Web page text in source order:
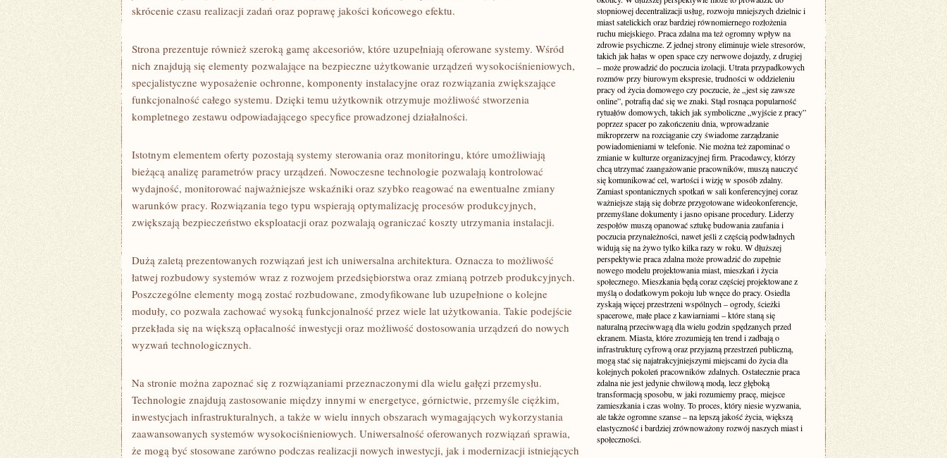
skrócenie czasu realizacji zadań oraz poprawę jakości końcowego efektu.
Strona prezentuje również szeroką gamę akcesoriów, które uzupełniają oferowane systemy. Wśród
nich znajdują się elementy pozwalające na bezpieczne użytkowanie urządzeń wysokociśnieniowych,
specjalistyczne wyposażenie ochronne, komponenty instalacyjne oraz rozwiązania zwiększające
funkcjonalność całego systemu. Dzięki temu użytkownik otrzymuje możliwość stworzenia
kompletnego zestawu odpowiadającego specyfice prowadzonej działalności.
Istotnym elementem oferty pozostają systemy sterowania oraz monitoringu, które umożliwiają
bieżącą analizę parametrów pracy urządzeń. Nowoczesne technologie pozwalają kontrolować
wydajność, monitorować najważniejsze wskaźniki oraz szybko reagować na ewentualne zmiany
warunków pracy. Rozwiązania tego typu wspierają optymalizację procesów produkcyjnych,
zwiększają bezpieczeństwo eksploatacji oraz pozwalają ograniczać koszty utrzymania instalacji.
Dużą zaletą prezentowanych rozwiązań jest ich uniwersalna architektura. Oznacza to możliwość
łatwej rozbudowy systemów wraz z rozwojem przedsiębiorstwa oraz zmianą potrzeb produkcyjnych.
Poszczególne elementy mogą zostać rozbudowane, zmodyfikowane lub uzupełnione o kolejne
moduły, co pozwala zachować wysoką funkcjonalność przez wiele lat użytkowania. Takie podejście
przekłada się na większą opłacalność inwestycji oraz możliwość dostosowania urządzeń do nowych
wyzwań technologicznych.
Na stronie można zapoznać się z rozwiązaniami przeznaczonymi dla wielu gałęzi przemysłu.
Technologie znajdują zastosowanie między innymi w energetyce, górnictwie, przemyśle ciężkim,
inwestycjach infrastrukturalnych, a także w wielu innych obszarach wymagających wykorzystania
zaawansowanych systemów wysokociśnieniowych. Uniwersalność oferowanych rozwiązań sprawia,
że mogą być stosowane zarówno podczas realizacji nowych inwestycji, jak i modernizacji istniejących
stopniowej decentralizacji usług, rozwoju mniejszych dzielnic i
miast satelickich oraz bardziej równomiernego rozłożenia
ruchu miejskiego. Praca zdalna ma też ogromny wpływ na
zdrowie psychiczne. Z jednej strony eliminuje wiele stresorów,
takich jak hałas w open space czy nerwowe dojazdy, z drugiej
– może prowadzić do poczucia izolacji. Utrata przypadkowych
rozmów przy biurowym ekspresie, trudności w oddzieleniu
pracy od życia domowego czy poczucie, że „jest się zawsze
online”, potrafią dać się we znaki. Stąd rosnąca popularność
rytuałów domowych, takich jak symboliczne „wyjście z pracy”
poprzez spacer po zakończeniu dnia, wprowadzanie
mikroprzerw na rozciąganie czy świadome zarządzanie
powiadomieniami w telefonie. Nie można też zapominać o
zmianie w kulturze organizacyjnej firm. Pracodawcy, którzy
chcą utrzymać zaangażowanie pracowników, muszą nauczyć
się komunikować cel, wartości i wizję w sposób zdalny.
Zamiast spontanicznych spotkań w sali konferencyjnej coraz
ważniejsze stają się dobrze przygotowane wideokonferencje,
przemyślane dokumenty i jasno opisane procedury. Liderzy
zespołów muszą opanować sztukę budowania zaufania i
poczucia przynależności, nawet jeśli z częścią podwładnych
widują się na żywo tylko kilka razy w roku. W dłuższej
perspektywie praca zdalna może prowadzić do zupełnie
nowego modelu projektowania miast, mieszkań i życia
społecznego. Mieszkania będą coraz częściej projektowane z
myślą o dodatkowym pokoju lub wnęce do pracy. Osiedla
zyskają więcej przestrzeni wspólnych – ogrody, ścieżki
spacerowe, małe place z kawiarniami – które staną się
naturalną przeciwwagą dla wielu godzin spędzanych przed
ekranem. Miasta, które zrozumieją ten trend i zadbają o
infrastrukturę cyfrową oraz przyjazną przestrzeń publiczną,
mogą stać się najatrakcyjniejszymi miejscami do życia dla
kolejnych pokoleń pracowników zdalnych. Ostatecznie praca
zdalna nie jest jedynie chwilową modą, lecz głęboką
transformacją sposobu, w jaki rozumiemy pracę, miejsce
zamieszkania i czas wolny. To proces, który niesie wyzwania,
ale także ogromne szanse – na lepszą jakość życia, większą
elastyczność i bardziej zrównoważony rozwój naszych miast i
społeczności.